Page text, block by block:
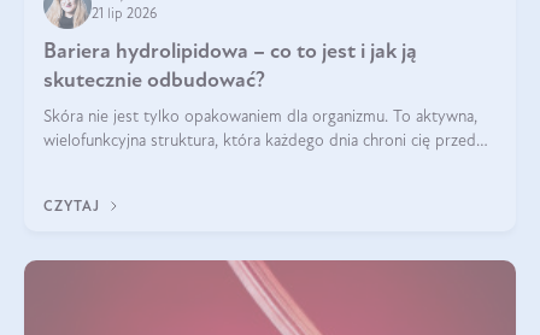
21 lip 2026
Bariera hydrolipidowa – co to jest i jak ją
skutecznie odbudować?
Skóra nie jest tylko opakowaniem dla organizmu. To aktywna,
wielofunkcyjna struktura, która każdego dnia chroni cię przed
bariera hydrolipidowa.
CZYTAJ